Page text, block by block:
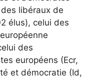
libéraux de
élus), celui des
des
européens (Ecr,
et démocratie (Id,